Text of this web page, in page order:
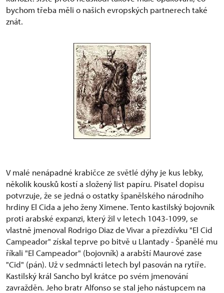
bychom třeba měli o našich evropských partnerech také
znát.
V malé nenápadné krabičce ze světlé dýhy je kus lebky,
několik kousků kostí a složený list papíru. Pisatel dopisu
potvrzuje, že se jedná o ostatky španělského národního
hrdiny El Cida a jeho ženy Ximene. Tento kastilský bojovník
proti arabské expanzi, který žil v letech 1043-1099, se
vlastně jmenoval Rodrigo Diaz de Vivar a přezdívku "El Cid
Campeador" získal teprve po bitvě u Llantady - Španělé mu
říkali "El Campeador" (bojovník) a arabští Maurové zase
"Cid" (pán). Už v sedmnácti letech byl pasován na rytíře.
Kastilský král Sancho byl krátce po svém jmenování
zavražděn. Jeho bratr Alfonso se stal jeho nástupcem na